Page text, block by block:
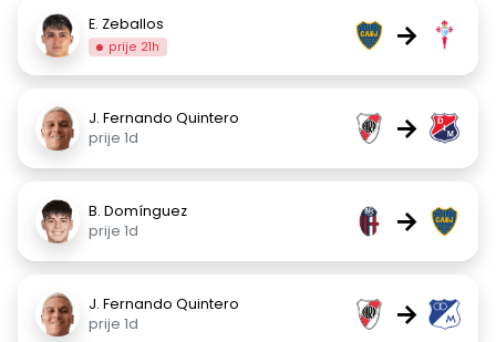
E. Zeballos
prije 21h →
J. Fernando Quintero
prije 1d
→
B. Domínguez
prije 1d
→
J. Fernando Quintero
prije 1d
→